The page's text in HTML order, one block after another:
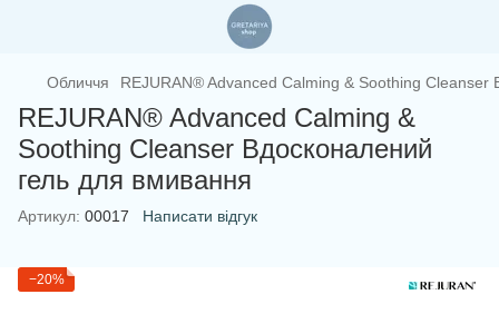
Обличчя REJURAN® Advanced Calming & Soothing Cleanser
REJURAN® Advanced Calming &
Soothing Cleanser Вдосконалений
гель для вмивання
Артикул: 00017 Написати відгук
−20%